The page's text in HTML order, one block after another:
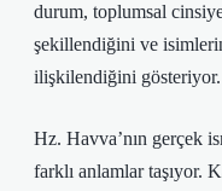
durum, toplumsal
şekillendiğini ve
ilişkilendiğini gösteriyor.
Hz. Havva’nın gerçek
farklı anlamlar taşıyor.